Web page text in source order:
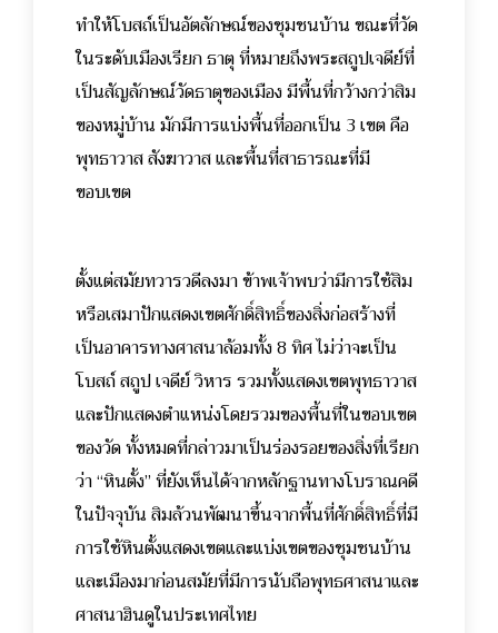
ทำให้โบสถ์เป็นอัตลักษณ์ของชุมชนบ้าน ขณะที่วัด
ในระดับเมืองเรียก ธาตุ ที่หมายถึงพระสถูปเจดีย์ที่
เป็นสัญลักษณ์วัดธาตุของเมือง มีพื้นที่กว้างกว่าสิม
ของหมู่บ้าน มักมีการแบ่งพื้นที่ออกเป็น 3 เขต คือ
พุทธาวาส สังฆาวาส และพื้นที่สาธารณะที่มี
ขอบเขต
ตั้งแต่สมัยทวารวดีลงมา ข้าพเจ้าพบว่ามีการใช้สิม
หรือเสมาปักแสดงเขตศักดิ์สิทธิ์ของสิ่งก่อสร้างที่
เป็นอาคารทางศาสนาล้อมทั้ง 8 ทิศ ไม่ว่าจะเป็น
โบสถ์ สถูป เจดีย์ วิหาร รวมทั้งแสดงเขตพุทธาวาส
และปักแสดงตำแหน่งโดยรวมของพื้นที่ในขอบเขต
ของวัด ทั้งหมดที่กล่าวมาเป็นร่องรอยของสิ่งที่เรียก
ว่า “หินตั้ง” ที่ยังเห็นได้จากหลักฐานทางโบราณคดี
ในปัจจุบัน สิมล้วนพัฒนาขึ้นจากพื้นที่ศักดิ์สิทธิ์ที่มี
การใช้หินตั้งแสดงเขตและแบ่งเขตของชุมชนบ้าน
และเมืองมาก่อนสมัยที่มีการนับถือพุทธศาสนาและ
ศาสนาฮินดูในประเทศไทย